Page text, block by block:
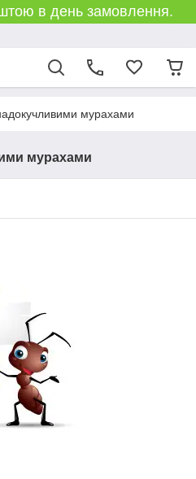
в день замовлення.
мурахами
мурахами